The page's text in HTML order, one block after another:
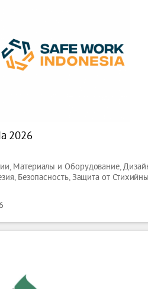
2026
Материалы и Оборудование,
Безопасность, Защита от